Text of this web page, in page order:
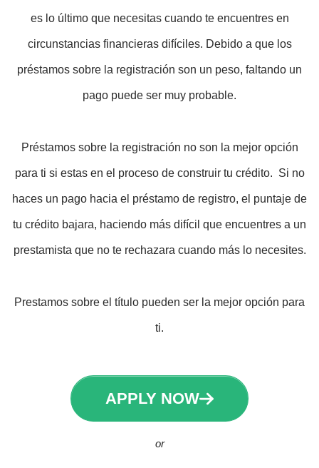
es lo último que necesitas cuando te encuentres en
circunstancias financieras difíciles. Debido a que los
préstamos sobre la registración son un peso, faltando un
pago puede ser muy probable.
Préstamos sobre la registración no son la mejor opción
para ti si estas en el proceso de construir tu crédito. Si no
haces un pago hacia el préstamo de registro, el puntaje de
tu crédito bajara, haciendo más difícil que encuentres a un
prestamista que no te rechazara cuando más lo necesites.
Prestamos sobre el título pueden ser la mejor opción para
ti.
APPLY NOW
or